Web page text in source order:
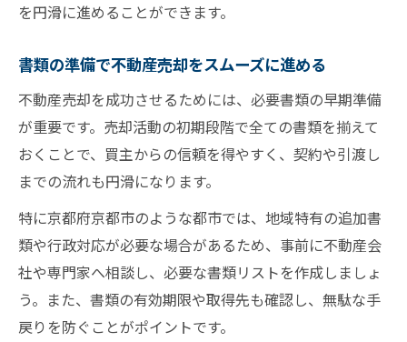
を円滑に進めることができます。
書類の準備で不動産売却をスムーズに進める
不動産売却を成功させるためには、必要書類の早期準備
が重要です。売却活動の初期段階で全ての書類を揃えて
おくことで、買主からの信頼を得やすく、契約や引渡し
までの流れも円滑になります。
特に京都府京都市のような都市では、地域特有の追加書
類や行政対応が必要な場合があるため、事前に不動産会
社や専門家へ相談し、必要な書類リストを作成しましょ
う。また、書類の有効期限や取得先も確認し、無駄な手
戻りを防ぐことがポイントです。